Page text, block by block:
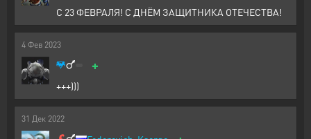
С 23 ФЕВРАЛЯ! С ДНЁМ ЗАЩИТНИКА ОТЕЧЕСТВА!
4 Фев 2023
+
+++)))
31 Дек 2022